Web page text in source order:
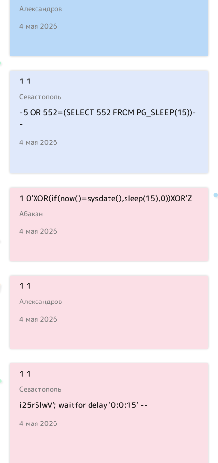
Александров
4 мая 2026
1 1
Севастополь
-5 OR 552=(SELECT 552 FROM PG_SLEEP(15))-
-
4 мая 2026
1 0'XOR(if(now()=sysdate(),sleep(15),0))XOR'Z
Абакан
4 мая 2026
1 1
Александров
4 мая 2026
1 1
Севастополь
i25rSlwV'; waitfor delay '0:0:15' --
4 мая 2026